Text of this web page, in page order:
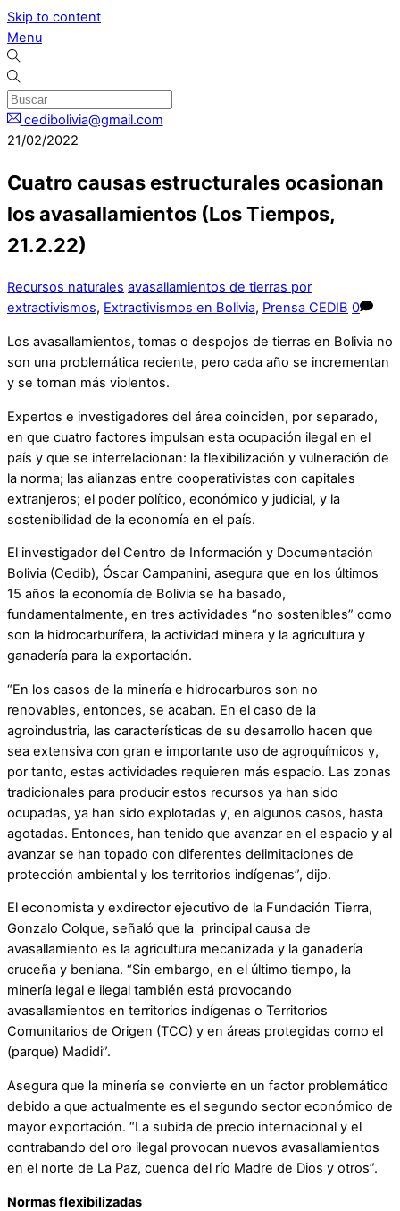
Skip to content
Menu
cedibolivia@gmail.com
21/02/2022
Cuatro causas estructurales ocasionan
los avasallamientos (Los Tiempos,
21.2.22)
Recursos naturales avasallamientos de tierras por
extractivismos, Extractivismos en Bolivia, Prensa CEDIB 0
Los avasallamientos, tomas o despojos de tierras en Bolivia no
son una problemática reciente, pero cada año se incrementan
y se tornan más violentos.
Expertos e investigadores del área coinciden, por separado,
en que cuatro factores impulsan esta ocupación ilegal en el
país y que se interrelacionan: la flexibilización y vulneración de
la norma; las alianzas entre cooperativistas con capitales
extranjeros; el poder político, económico y judicial, y la
sostenibilidad de la economía en el país.
El investigador del Centro de Información y Documentación
Bolivia (Cedib), Óscar Campanini, asegura que en los últimos
15 años la economía de Bolivia se ha basado,
fundamentalmente, en tres actividades “no sostenibles” como
son la hidrocarburífera, la actividad minera y la agricultura y
ganadería para la exportación.
“En los casos de la minería e hidrocarburos son no
renovables, entonces, se acaban. En el caso de la
agroindustria, las características de su desarrollo hacen que
sea extensiva con gran e importante uso de agroquímicos y,
por tanto, estas actividades requieren más espacio. Las zonas
tradicionales para producir estos recursos ya han sido
ocupadas, ya han sido explotadas y, en algunos casos, hasta
agotadas. Entonces, han tenido que avanzar en el espacio y al
avanzar se han topado con diferentes delimitaciones de
protección ambiental y los territorios indígenas”, dijo.
El economista y exdirector ejecutivo de la Fundación Tierra,
Gonzalo Colque, señaló que la principal causa de
avasallamiento es la agricultura mecanizada y la ganadería
cruceña y beniana. “Sin embargo, en el último tiempo, la
minería legal e ilegal también está provocando
avasallamientos en territorios indígenas o Territorios
Comunitarios de Origen (TCO) y en áreas protegidas como el
(parque) Madidi”.
Asegura que la minería se convierte en un factor problemático
debido a que actualmente es el segundo sector económico de
mayor exportación. “La subida de precio internacional y el
contrabando del oro ilegal provocan nuevos avasallamientos
en el norte de La Paz, cuenca del río Madre de Dios y otros”.
Normas flexibilizadas